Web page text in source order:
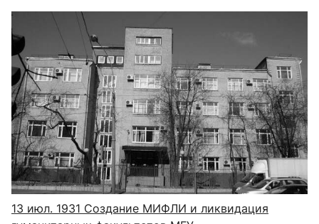
13 июл. 1931 Создание МИФЛИ и ликвидация